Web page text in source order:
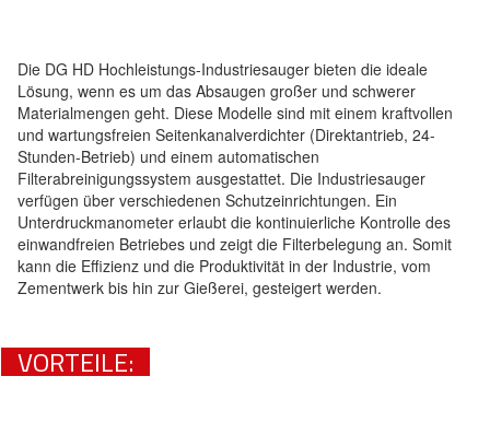
Die DG HD Hochleistungs-Industriesauger bieten die ideale
Lösung, wenn es um das Absaugen großer und schwerer
Materialmengen geht. Diese Modelle sind mit einem kraftvollen
und wartungsfreien Seitenkanalverdichter (Direktantrieb, 24-
Stunden-Betrieb) und einem automatischen
Filterabreinigungssystem ausgestattet. Die Industriesauger
verfügen über verschiedenen Schutzeinrichtungen. Ein
Unterdruckmanometer erlaubt die kontinuierliche Kontrolle des
einwandfreien Betriebes und zeigt die Filterbelegung an. Somit
kann die Effizienz und die Produktivität in der Industrie, vom
Zementwerk bis hin zur Gießerei, gesteigert werden.
VORTEILE: